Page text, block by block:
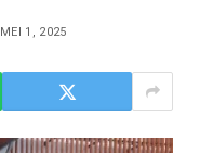
MEI 1, 2025